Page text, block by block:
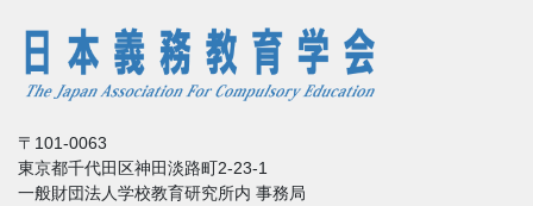
〒101-0063
東京都千代田区神田淡路町2-23-1
一般財団法人学校教育研究所内 事務局